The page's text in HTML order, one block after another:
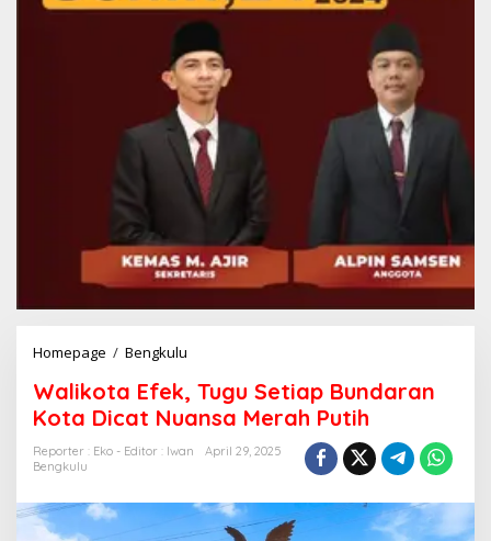
Homepage / Bengkulu
Tugu
Setiap
Bundaran
Kota
Merah
Putih
Walikota Efek, Tugu Setiap Bundaran
Kota Dicat Nuansa Merah Putih
Reporter : Eko - Editor : Iwan
April 29, 2025
Bengkulu